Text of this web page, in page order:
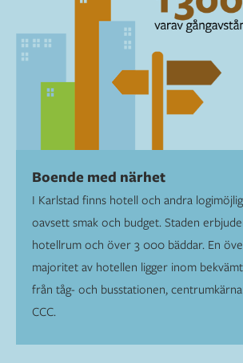
Boende med närhet
I Karlstad finns hotell och andra
oavsett smak och budget. Staden
hotellrum och över 3 000 bäddar. En
majoritet av hotellen ligger inom bekvämt
från tåg- och busstationen,
CCC.